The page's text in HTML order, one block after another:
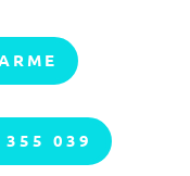
355 039